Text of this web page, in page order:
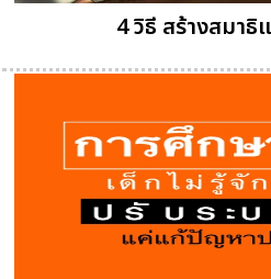
4 วิธี สร้างสมาธิ